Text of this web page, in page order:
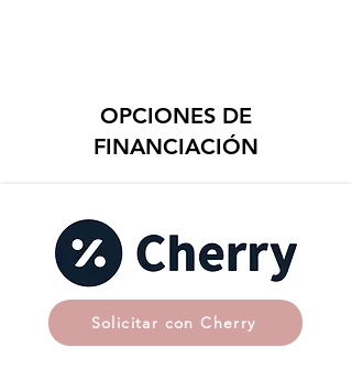
OPCIONES DE
FINANCIACIÓN
Solicitar con Cherry